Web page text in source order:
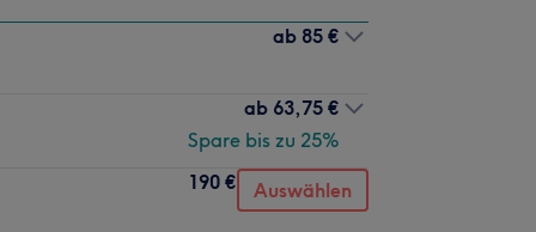
ab 85 €
ab 63,75 €
Spare bis zu 25%
190 €
Auswählen